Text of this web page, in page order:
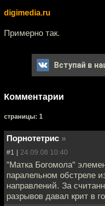
digimedia.ru
Примерно так.
Вступай в
Комментарии
cтраницы: 1
Порнотетрис »
#1 | 24.09.08 10:40
"Матка Богомола"
паралельном обстреле
направлений. За
разрывов давал крит в